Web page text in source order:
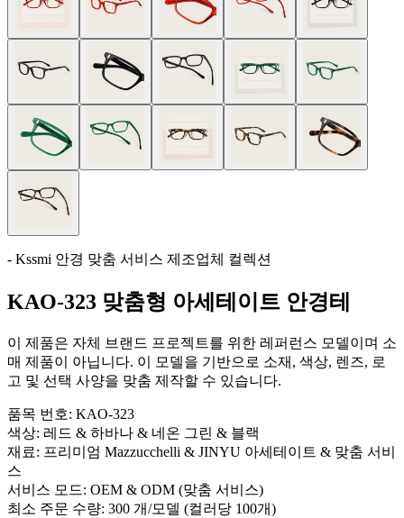
- Kssmi 안경 맞춤 서비스 제조업체 컬렉션
KAO-323 맞춤형 아세테이트 안경테
이 제품은 자체 브랜드 프로젝트를 위한 레퍼런스 모델이며 소
매 제품이 아닙니다. 이 모델을 기반으로 소재, 색상, 렌즈, 로
고 및 선택 사양을 맞춤 제작할 수 있습니다.
품목 번호: KAO-323
색상: 레드 & 하바나 & 네온 그린 & 블랙
재료: 프리미엄 Mazzucchelli & JINYU 아세테이트 & 맞춤 서비
스
서비스 모드: OEM & ODM (맞춤 서비스)
최소 주문 수량: 300 개/모델 (컬러당 100개)